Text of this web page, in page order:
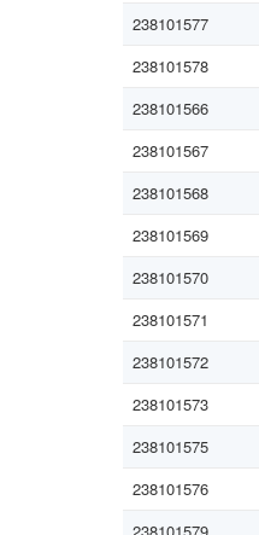
238101577
238101578
238101566
238101567
238101568
238101569
238101570
238101571
238101572
238101573
238101575
238101576
238101579